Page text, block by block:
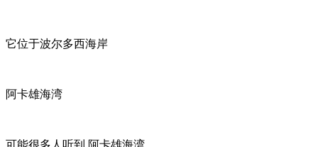
它位于波尔多西海岸
阿卡雄海湾
可能很多人听到 阿卡雄海湾